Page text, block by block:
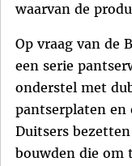
waarvan de
Op vraag van de
een serie
onderstel met
pantserplaten en
Duitsers
bouwden die om